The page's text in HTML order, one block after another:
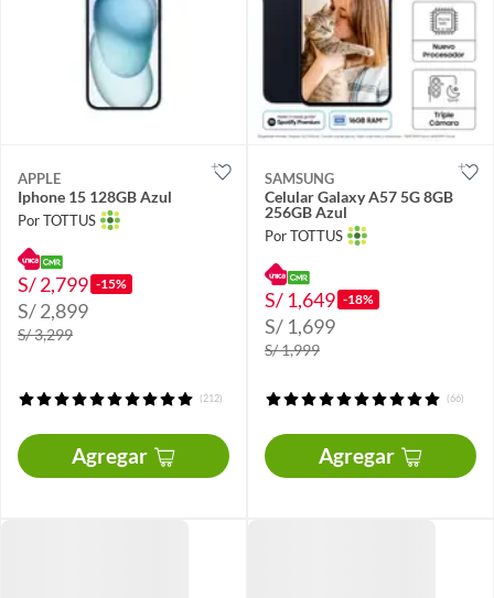
APPLE
Iphone 15 128GB Azul
Por TOTTUS
S/ 2,799 -15%
S/ 2,899
S/ 3,299
(212)
Agregar
SAMSUNG
Celular Galaxy A57 5G 8GB
256GB Azul
Por TOTTUS
S/ 1,649 -18%
S/ 1,699
S/ 1,999
(66)
Agregar